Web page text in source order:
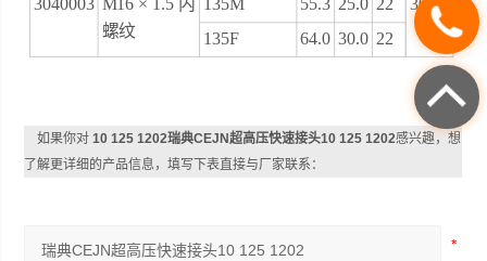
3040003 M16 × 1.5 内
螺纹
135M 55.3 25.0 22 300
135F 64.0 30.0 22
如果你对10 125 1202瑞典CEJN超高压快速接头10 125 1202感兴趣，想
了解更详细的产品信息，填写下表直接与厂家联系：